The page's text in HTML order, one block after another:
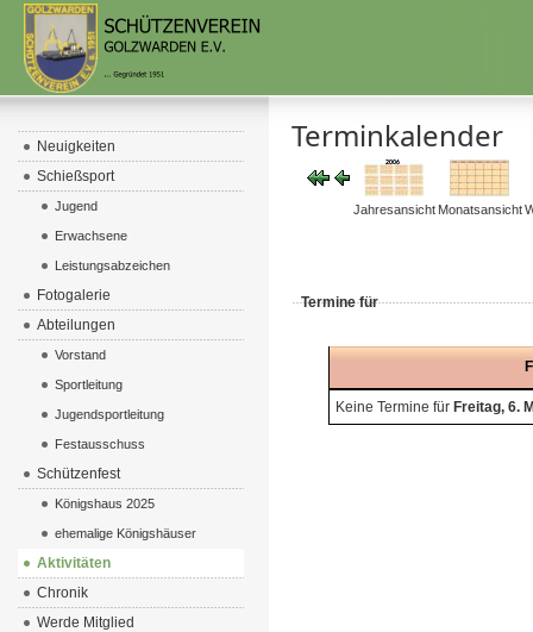
Terminkalender
Jahresansicht Monatsansicht
Termine für
Keine Termine für Freitag, 6.
Neuigkeiten
Schießsport
Jugend
Erwachsene
Leistungsabzeichen
Fotogalerie
Abteilungen
Vorstand
Sportleitung
Jugendsportleitung
Festausschuss
Schützenfest
Königshaus 2025
ehemalige Königshäuser
Aktivitäten
Chronik
Werde Mitglied